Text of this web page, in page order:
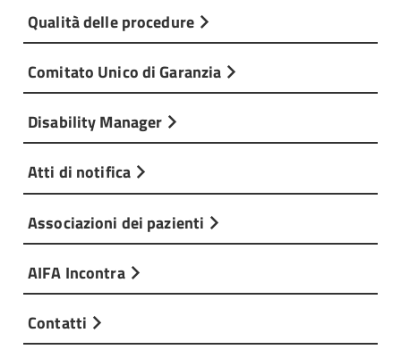
Qualità delle procedure
Comitato Unico di Garanzia
Disability Manager
Atti di notifica
Associazioni dei pazienti
AIFA Incontra
Contatti